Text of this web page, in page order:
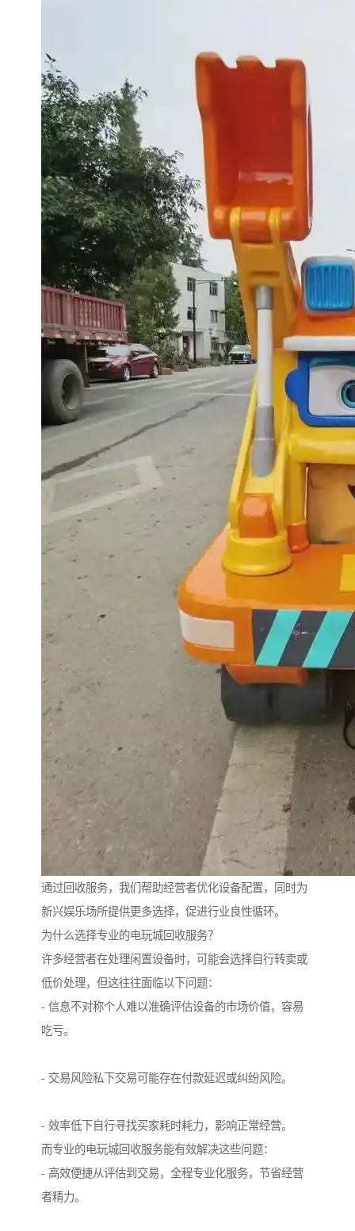
通过回收服务，我们帮助经营者优化设备配置，同时为
新兴娱乐场所提供更多选择，促进行业良性循环。
为什么选择专业的电玩城回收服务？
许多经营者在处理闲置设备时，可能会选择自行转卖或
低价处理，但这往往面临以下问题：
- 信息不对称个人难以准确评估设备的市场价值，容易
吃亏。
- 交易风险私下交易可能存在付款延迟或纠纷风险。
- 效率低下自行寻找买家耗时耗力，影响正常经营。
而专业的电玩城回收服务能有效解决这些问题：
- 高效便捷从评估到交易，全程专业化服务，节省经营
者精力。